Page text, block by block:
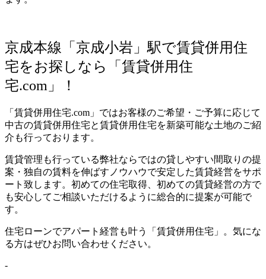
京成本線「京成小岩」駅で賃貸併用住
宅をお探しなら「賃貸併用住
宅.com」！
「賃貸併用住宅.com」ではお客様のご希望・ご予算に応じて
中古の賃貸併用住宅と賃貸併用住宅を新築可能な土地のご紹
介も行っております。
賃貸管理も行っている弊社ならではの貸しやすい間取りの提
案・独自の賃料を伸ばすノウハウで安定した賃貸経営をサポ
ート致します。初めての住宅取得、初めての賃貸経営の方で
も安心してご相談いただけるように総合的に提案が可能で
す。
住宅ローンでアパート経営も叶う「賃貸併用住宅」。気にな
る方はぜひお問い合わせください。
-